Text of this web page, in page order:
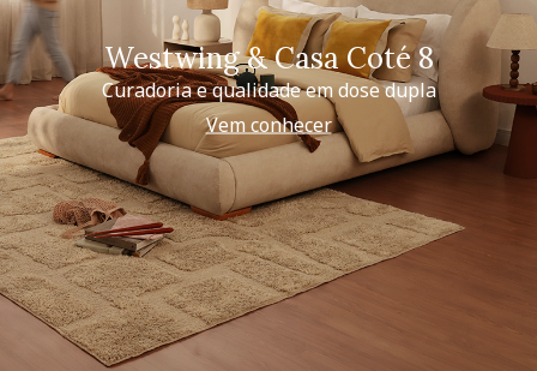
Westwing & Casa Coté 8
Curadoria e qualidade em dose dupla
Vem conhecer